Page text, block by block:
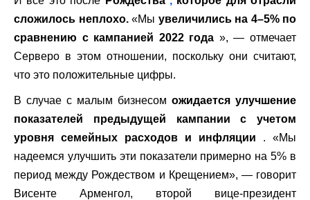
сложилось неплохо. «Мы увеличились на 4–5% по
сравнению с кампанией 2022 года », — отмечает
Серверо в этом отношении, поскольку они считают,
что это положительные цифры.
В случае с малым бизнесом ожидается улучшение
показателей предыдущей кампании с учетом
уровня семейных расходов и инфляции . «Мы
надеемся улучшить эти показатели примерно на 5% в
период между Рождеством и Крещением», — говорит
Висенте Арменгол, второй вице-президент